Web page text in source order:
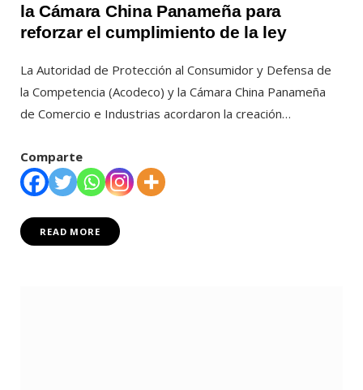
la Cámara China Panameña para
reforzar el cumplimiento de la ley
La Autoridad de Protección al Consumidor y Defensa de
la Competencia (Acodeco) y la Cámara China Panameña
de Comercio e Industrias acordaron la creación…
Comparte
READ MORE